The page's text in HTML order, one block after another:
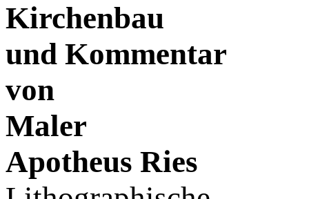
Kirchenbau
und Kommentar
von
Maler
Apotheus Ries